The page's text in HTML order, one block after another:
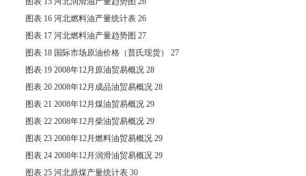
图表 16 河北燃料油产量统计表 26
图表 17 河北燃料油产量趋势图 27
图表 18 国际市场原油价格（普氏现货） 27
图表 19 2008年12月原油贸易概况 28
图表 20 2008年12月成品油贸易概况 28
图表 21 2008年12月煤油贸易概况 29
图表 22 2008年12月柴油贸易概况 29
图表 23 2008年12月燃料油贸易概况 29
图表 24 2008年12月润滑油贸易概况 29
图表 25 河北原煤产量统计表 30